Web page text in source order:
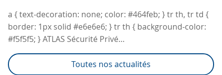
a { text-decoration: none; color: #464feb; } tr th, tr td {
border: 1px solid #e6e6e6; } tr th { background-color:
#f5f5f5; } ATLAS Sécurité Privé…
Toutes nos actualités